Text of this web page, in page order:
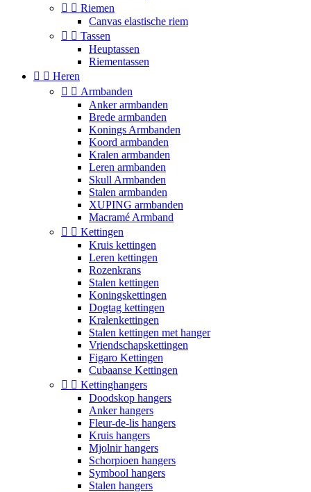
  Riemen
Canvas elastische riem
  Tassen
Heuptassen
Riementassen
  Heren
  Armbanden
Anker armbanden
Brede armbanden
Konings Armbanden
Koord armbanden
Kralen armbanden
Leren armbanden
Skull Armbanden
Stalen armbanden
XUPING armbanden
Macramé Armband
  Kettingen
Kruis kettingen
Leren kettingen
Rozenkrans
Stalen kettingen
Koningskettingen
Dogtag kettingen
Kralenkettingen
Stalen kettingen met hanger
Vriendschapskettingen
Figaro Kettingen
Cubaanse Kettingen
  Kettinghangers
Doodskop hangers
Anker hangers
Fleur-de-lis hangers
Kruis hangers
Mjolnir hangers
Schorpioen hangers
Symbool hangers
Stalen hangers